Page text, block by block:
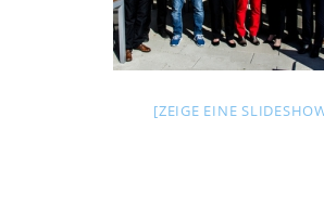
[ZEIGE EINE